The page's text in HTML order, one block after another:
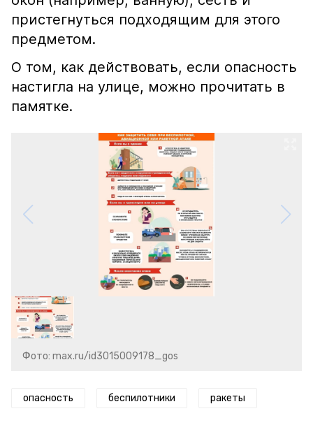
пристегнуться подходящим для этого
предметом.
О том, как действовать, если опасность
настигла на улице, можно прочитать в
памятке.
Фото: max.ru/id3015009178_gos
опасность беспилотники ракеты